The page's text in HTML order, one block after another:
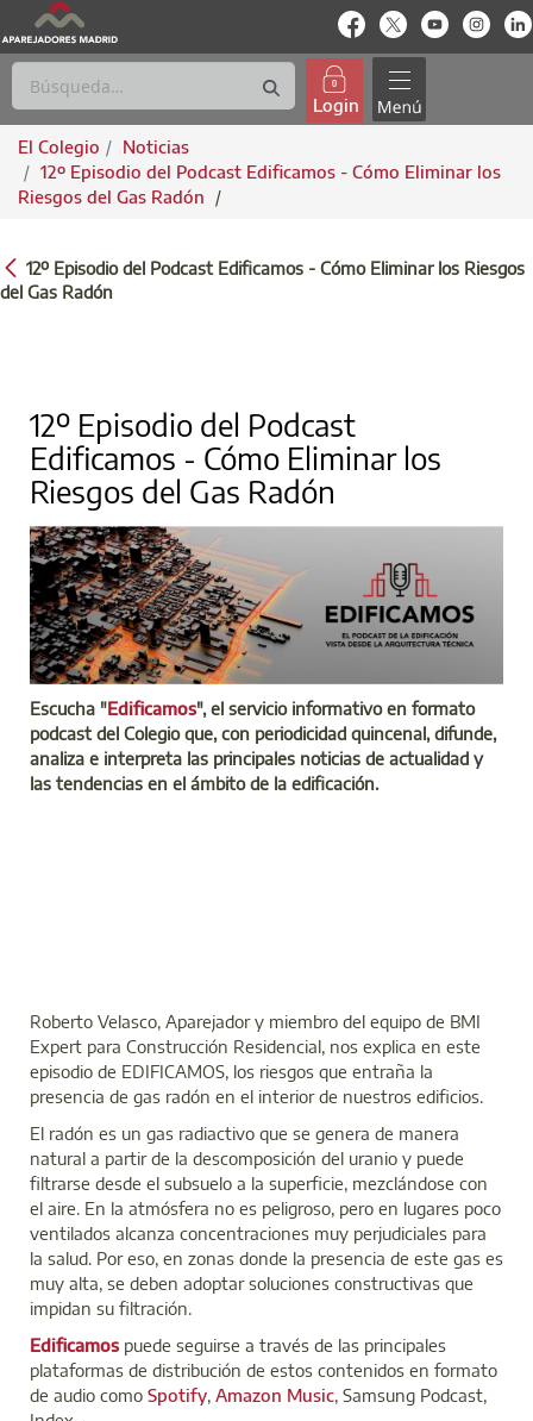
enlace-rrssenlace-rrss
enlace-
Login
El Colegio
Noticias
12º Episodio del Podcast Edificamos - Cómo Eliminar los
Riesgos del Gas Radón
/
12º EPISODIO DEL PODCAST
12º Episodio del Podcast Edificamos - Cómo Eliminar los Riesgos
del Gas Radón
12º Episodio del Podcast
Edificamos - Cómo Eliminar los
Riesgos del Gas Radón
Escucha "Edificamos", el servicio informativo en formato
podcast del Colegio que, con periodicidad quincenal, difunde,
analiza e interpreta las principales noticias de actualidad y
las tendencias en el ámbito de la edificación.
Roberto Velasco, Aparejador y miembro del equipo de BMI
Expert para Construcción Residencial, nos explica en este
episodio de EDIFICAMOS, los riesgos que entraña la
presencia de gas radón en el interior de nuestros edificios.
El radón es un gas radiactivo que se genera de manera
natural a partir de la descomposición del uranio y puede
filtrarse desde el subsuelo a la superficie, mezclándose con
el aire. En la atmósfera no es peligroso, pero en lugares poco
ventilados alcanza concentraciones muy perjudiciales para
la salud. Por eso, en zonas donde la presencia de este gas es
muy alta, se deben adoptar soluciones constructivas que
impidan su filtración.
Edificamos puede seguirse a través de las principales
plataformas de distribución de estos contenidos en formato
de audio como Spotify Amazon Music , Samsung Podcast,